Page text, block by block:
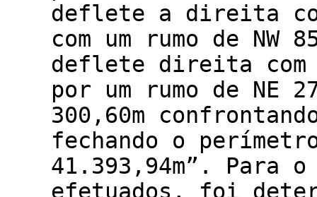
deflete a direita
com um rumo de NW
deflete direita com
por um rumo de NE
300,60m
fechando o
41.393,94m”. Para
efetuados, foi